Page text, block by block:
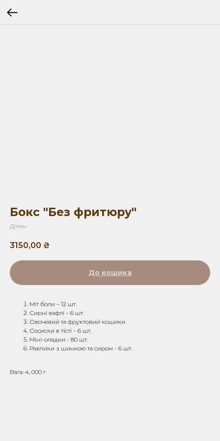
Бокс "Без фритюру"
Дітям
3150,00 ₴
До кошика
Міт боли – 12 шт.
Сирні вафлі – 6 шт.
Овочевий та фруктовий кошики.
Сосиски в тісті – 6 шт.
Міні-оладки - 80 шт.
Равлики з шинкою та сиром - 6 шт.
Вага: 4, 000 г